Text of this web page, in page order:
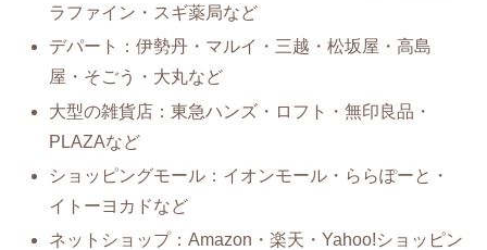
ラファイン・スギ薬局など
デパート：伊勢丹・マルイ・三越・松坂屋・高島
屋・そごう・大丸など
大型の雑貨店：東急ハンズ・ロフト・無印良品・
PLAZAなど
ショッピングモール：イオンモール・ららぽーと・
イトーヨカドなど
ネットショップ：Amazon・楽天・Yahoo!ショッピン